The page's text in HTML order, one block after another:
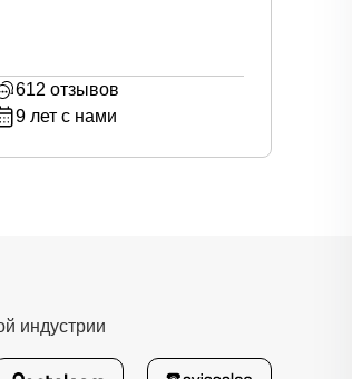
612 отзывов
9 лет с нами
индустрии